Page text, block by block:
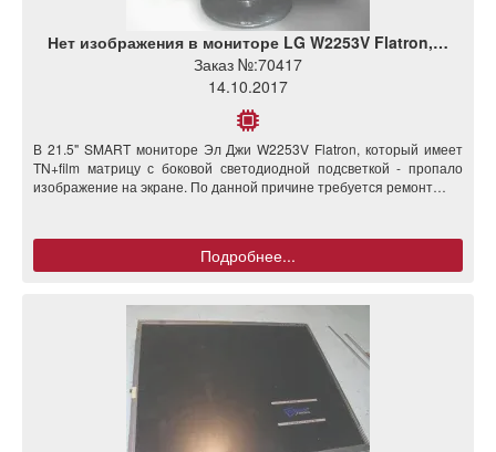
Нет изображения в мониторе LG W2253V Flatron,…
Заказ №:70417
14.10.2017
В 21.5" SMART мониторе Эл Джи W2253V Flatron, который имеет
TN+film матрицу с боковой светодиодной подсветкой - пропало
изображение на экране. По данной причине требуется ремонт…
Подробнее...